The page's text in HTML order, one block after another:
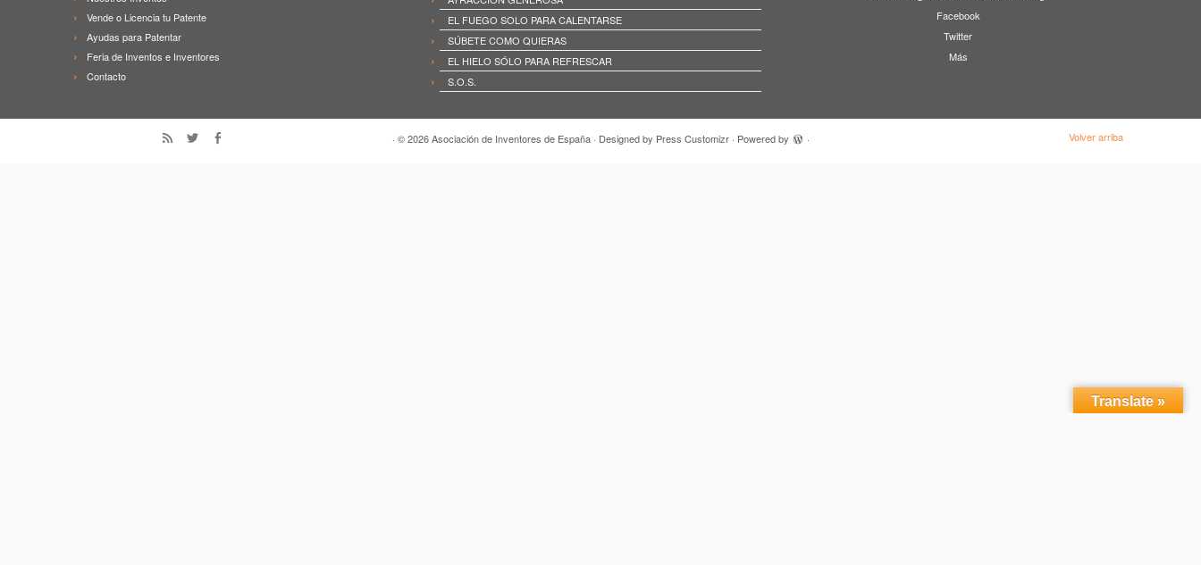
Vende o Licencia tu Patente
Ayudas para Patentar
Feria de Inventos e Inventores
Contacto
EL FUEGO SOLO PARA CALENTARSE
SÚBETE COMO QUIERAS
EL HIELO SÓLO PARA REFRESCAR
S.O.S.
Facebook
Twitter
Más
· © 2026Asociación de Inventores de España· Designed by Press Customizr· Powered by · Volver arriba
Translate »